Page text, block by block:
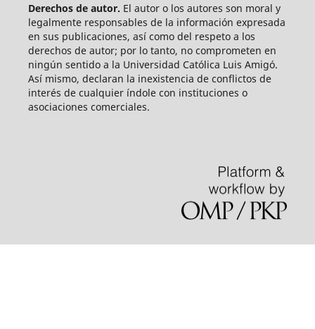
Derechos de autor. El autor o los autores son moral y
legalmente responsables de la información expresada
en sus publicaciones, así como del respeto a los
derechos de autor; por lo tanto, no comprometen en
ningún sentido a la Universidad Católica Luis Amigó.
Así mismo, declaran la inexistencia de conflictos de
interés de cualquier índole con instituciones o
asociaciones comerciales.